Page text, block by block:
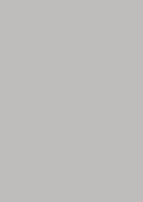
BISOGNA
DA CAFFÈ
troppo calcare, si